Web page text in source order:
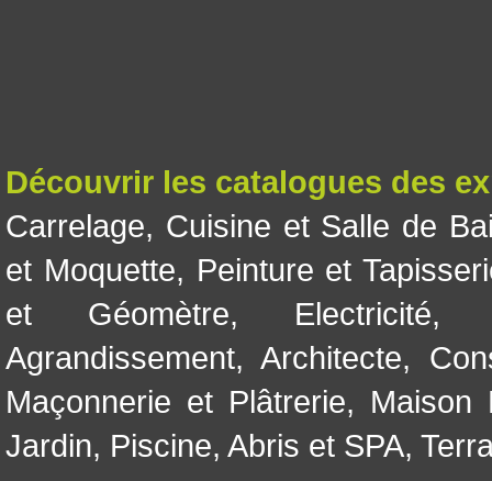
Découvrir les catalogues des
Carrelage, Cuisine et Salle de
et Moquette, Peinture et
et Géomètre, Electricité
Agrandissement, Architecte,
Maçonnerie et Plâtrerie, Maison
Jardin, Piscine, Abris et SPA,